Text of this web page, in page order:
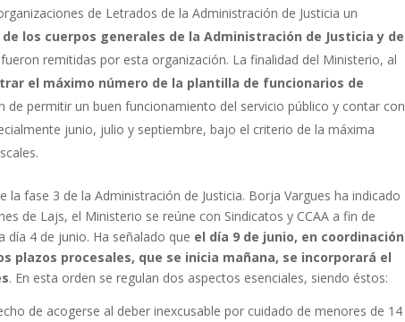
de Letrados de la Administración de Justicia un
los cuerpos generales de la Administración de Justicia y de
remitidas por esta organización. La finalidad del Ministerio, al
el máximo número de la plantilla de funcionarios de
de permitir un buen funcionamiento del servicio público y contar con
junio, julio y septiembre, bajo el criterio de la máxima
fase 3 de la Administración de Justicia. Borja Vargues ha indicado
de Lajs, el Ministerio se reúne con Sindicatos y CCAA a fin de
4 de junio. Ha señalado que el día 9 de junio, en coordinación
plazos procesales, que se inicia mañana, se incorporará el
. En esta orden se regulan dos aspectos esenciales, siendo éstos:
de acogerse al deber inexcusable por cuidado de menores de 14